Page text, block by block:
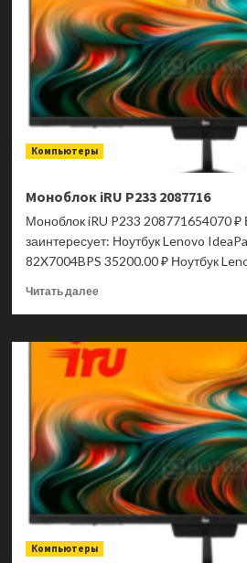
Компьютеры
Моноблок iRU P233 2087716
Моноблок iRU P233 208771654070
заинтересует: Ноутбук Lenovo
82X7004BPS 35200.00 ₽ Ноутбук
Читать далееПрочитать
Моноблок
iRU
P233
2087716
Компьютеры